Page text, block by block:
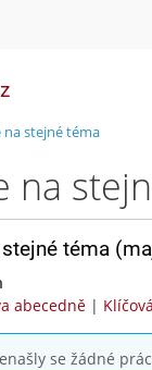
na stejné téma
na
stejné téma
abecedně |
se žádné